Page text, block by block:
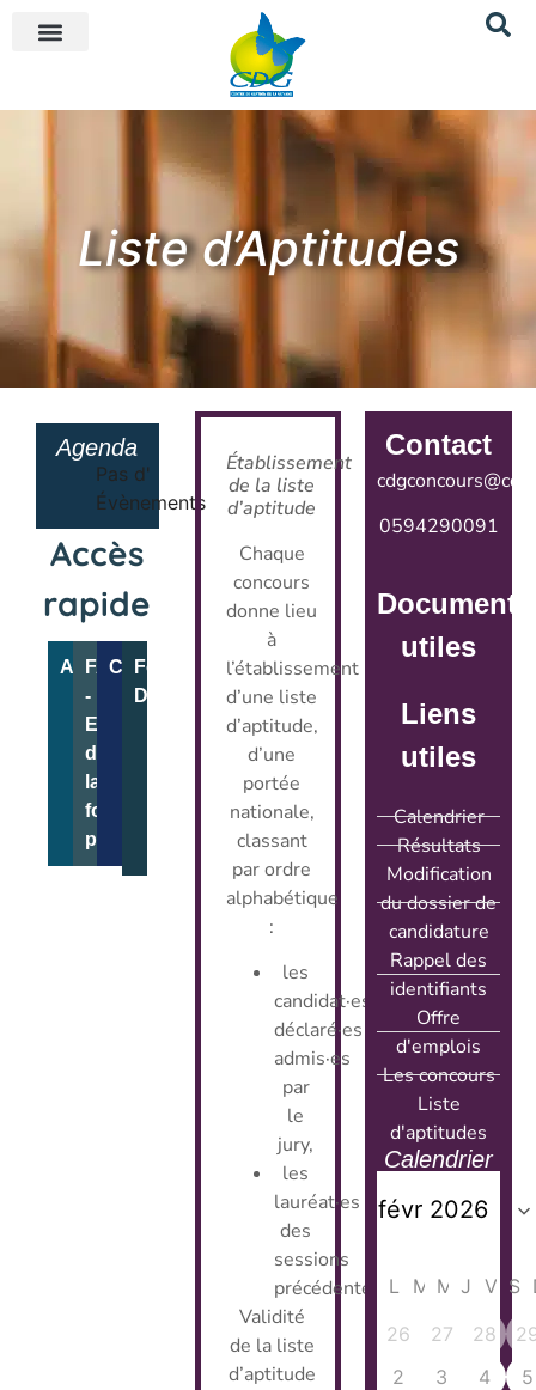
Liste d’Aptitudes
Agenda
Pas d'
Évènements
Accès
rapide
Actualités
FAQ
-
Emploi
dans
la
fonction
publique
Concours
Fond
Documentaire
Établissement
de la liste
d’aptitude
Chaque
concours
donne lieu
à
l’établissement
d’une liste
d’aptitude,
d’une
portée
nationale,
classant
par ordre
alphabétique
:
les
candidat·es
déclaré·es
admis·es
par
le
jury,
les
lauréat·es
des
sessions
précédentes.
Validité
de la liste
d’aptitude
Contact
0594290091
Documents
utiles
Liens
utiles
Calendrier
Résultats
Modification
du dossier de
candidature
Rappel des
identifiants
Offre
d'emplois
Les concours
Liste
d'aptitudes
Calendrier
L M M J V S
26
27 28
2
3 4
5